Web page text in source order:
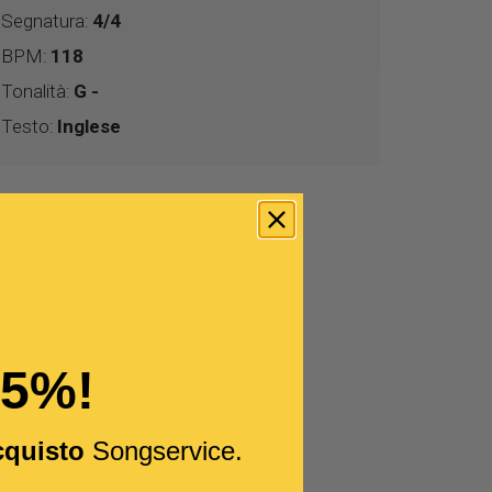
Segnatura: 4/4
BPM: 118
Tonalità: G -
Testo: Inglese
Songservice.